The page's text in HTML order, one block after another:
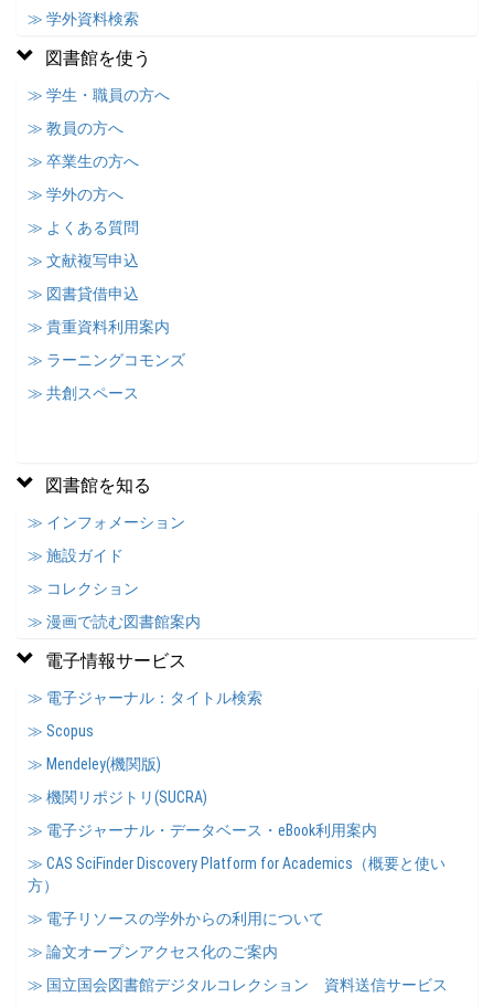
≫ 学外資料検索
図書館を使う
≫ 学生・職員の方へ
≫ 教員の方へ
≫ 卒業生の方へ
≫ 学外の方へ
≫ よくある質問
≫ 文献複写申込
≫ 図書貸借申込
≫ 貴重資料利用案内
≫ ラーニングコモンズ
≫ 共創スペース
図書館を知る
≫ インフォメーション
≫ 施設ガイド
≫ コレクション
≫ 漫画で読む図書館案内
電子情報サービス
≫ 電子ジャーナル：タイトル検索
≫ Scopus
≫ Mendeley(機関版)
≫ 機関リポジトリ(SUCRA)
≫ 電子ジャーナル・データベース・eBook利用案内
≫ CAS SciFinder Discovery Platform for Academics（概要と使い
方）
≫ 電子リソースの学外からの利用について
≫ 論文オープンアクセス化のご案内
≫ 国立国会図書館デジタルコレクション 資料送信サービス